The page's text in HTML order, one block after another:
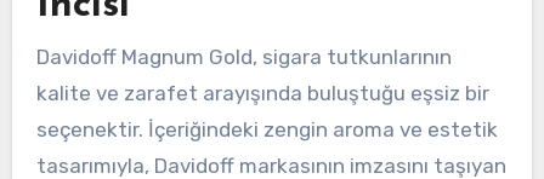
Davidoff Magnum Gold, sigara tutkunlarının
kalite ve zarafet arayışında buluştuğu eşsiz bir
seçenektir. İçeriğindeki zengin aroma ve estetik
tasarımıyla, Davidoff markasının imzasını taşıyan